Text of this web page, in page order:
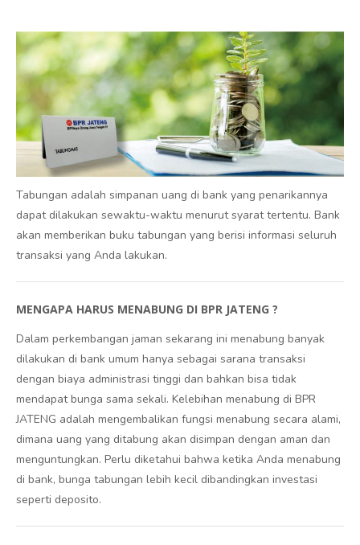
Tabungan adalah simpanan uang di bank yang penarikannya
dapat dilakukan sewaktu-waktu menurut syarat tertentu. Bank
akan memberikan buku tabungan yang berisi informasi seluruh
transaksi yang Anda lakukan.
MENGAPA HARUS MENABUNG DI BPR JATENG ?
Dalam perkembangan jaman sekarang ini menabung banyak
dilakukan di bank umum hanya sebagai sarana transaksi
dengan biaya administrasi tinggi dan bahkan bisa tidak
mendapat bunga sama sekali. Kelebihan menabung di BPR
JATENG adalah mengembalikan fungsi menabung secara alami,
dimana uang yang ditabung akan disimpan dengan aman dan
menguntungkan. Perlu diketahui bahwa ketika Anda menabung
di bank, bunga tabungan lebih kecil dibandingkan investasi
seperti deposito.